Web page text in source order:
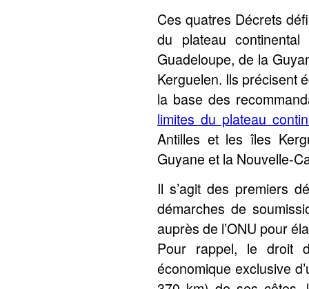
Ces quatres Décrets
du plateau
Guadeloupe, de la
Kerguelen. Ils précisent
la base des
limites du plateau
Antilles et les îles
Guyane et la Nouvelle-
Il s’agit des premiers
démarches de
auprès de l’ONU pour
Pour rappel, le droit
économique exclusive